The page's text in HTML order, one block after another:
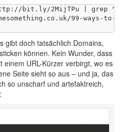
bit.ly/2MijTPu | grep
99-ways-
gibt doch tatsächlich Domains,
können. Kein Wunder, dass
URL-Kürzer verbirgt, wo es
Seite sieht so aus – und ja, das
so unscharf und artefaktreich,